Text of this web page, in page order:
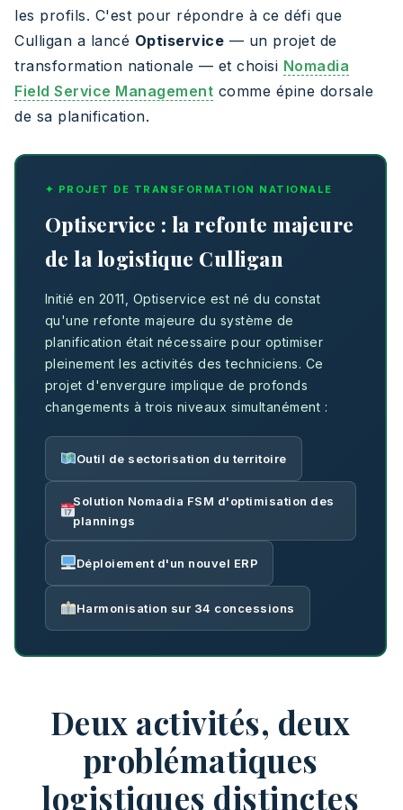
les profils. C'est pour répondre à ce défi que
Culligan a lancé Optiservice — un projet de
transformation nationale — et choisi Nomadia
Field Service Management comme épine dorsale
de sa planification.
✦ PROJET DE TRANSFORMATION NATIONALE
Optiservice : la refonte majeure
de la logistique Culligan
Initié en 2011, Optiservice est né du constat
qu'une refonte majeure du système de
planification était nécessaire pour optimiser
pleinement les activités des techniciens. Ce
projet d'envergure implique de profonds
changements à trois niveaux simultanément :
Outil de sectorisation du territoire
Solution Nomadia FSM d'optimisation des
plannings
Déploiement d'un nouvel ERP
Harmonisation sur 34 concessions
Deux activités, deux
problématiques
logistiques distinctes